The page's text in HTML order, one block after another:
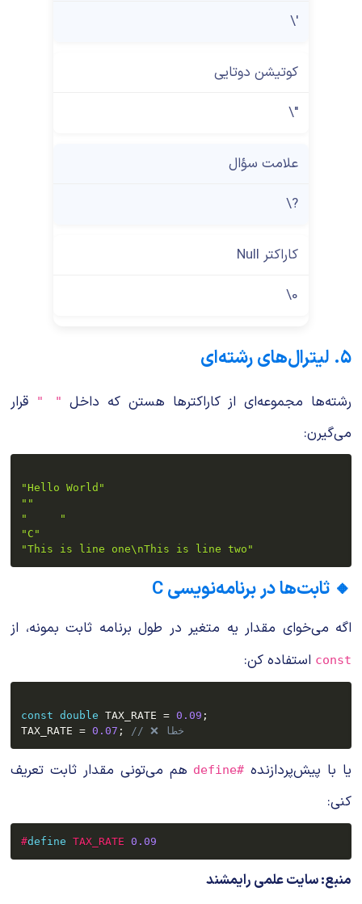
\'
کوتیشن دوتایی
\"
علامت سؤال
\?
کاراکتر Null
\0
۵. لیترال‌های رشته‌ای
رشته‌ها مجموعه‌ای از کاراکترها هستن که داخل " "
قرار
می‌گیرن:
"Hello World"
""
"     "
"C"
"This is line one\nThis is line two"
🔸 ثابت‌ها در برنامه‌نویسی C
اگه می‌خوای مقدار یه متغیر در طول برنامه ثابت بمونه، از
const استفاده کن:
const double TAX_RATE = 0.09 ;
TAX_RATE = 0.07 ; // ❌ خطا
یا با پیش‌پردازنده #define
هم می‌تونی مقدار ثابت تعریف
کنی:
#define TAX_RATE 0.09
منبع: سایت علمی رایمشند